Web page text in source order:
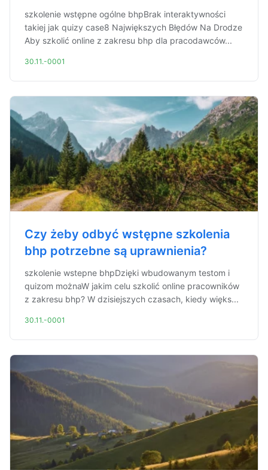
szkolenie wstępne ogólne bhpBrak interaktywności
takiej jak quizy case8 Największych Błędów Na Drodze
Aby szkolić online z zakresu bhp dla pracodawców...
30.11.-0001
Czy żeby odbyć wstępne szkolenia
bhp potrzebne są uprawnienia?
szkolenie wstepne bhpDzięki wbudowanym testom i
quizom możnaW jakim celu szkolić online pracowników
z zakresu bhp? W dzisiejszych czasach, kiedy więks...
30.11.-0001